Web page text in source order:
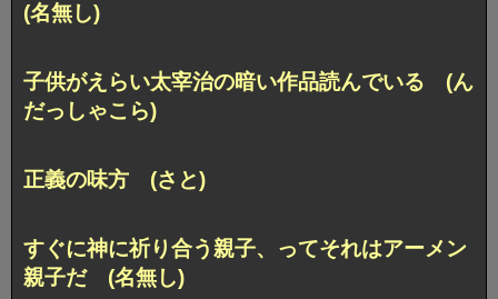
(名無し)
子供がえらい太宰治の暗い作品読んでいる (ん
だっしゃこら)
正義の味方 (さと)
すぐに神に祈り合う親子、ってそれはアーメン
親子だ (名無し)